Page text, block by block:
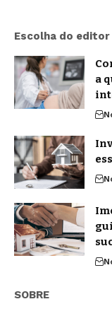
Escolha do editor
a
SOBRE